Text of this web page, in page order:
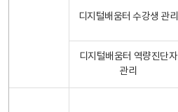
디지털배움터 수강생 관리
디지털배움터 역량진단자
관리